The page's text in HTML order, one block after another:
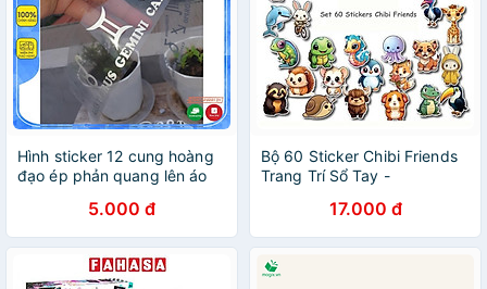
Hình sticker 12 cung hoàng
đạo ép phản quang lên áo
5.000 đ
Bộ 60 Sticker Chibi Friends
Trang Trí Sổ Tay -
17.000 đ